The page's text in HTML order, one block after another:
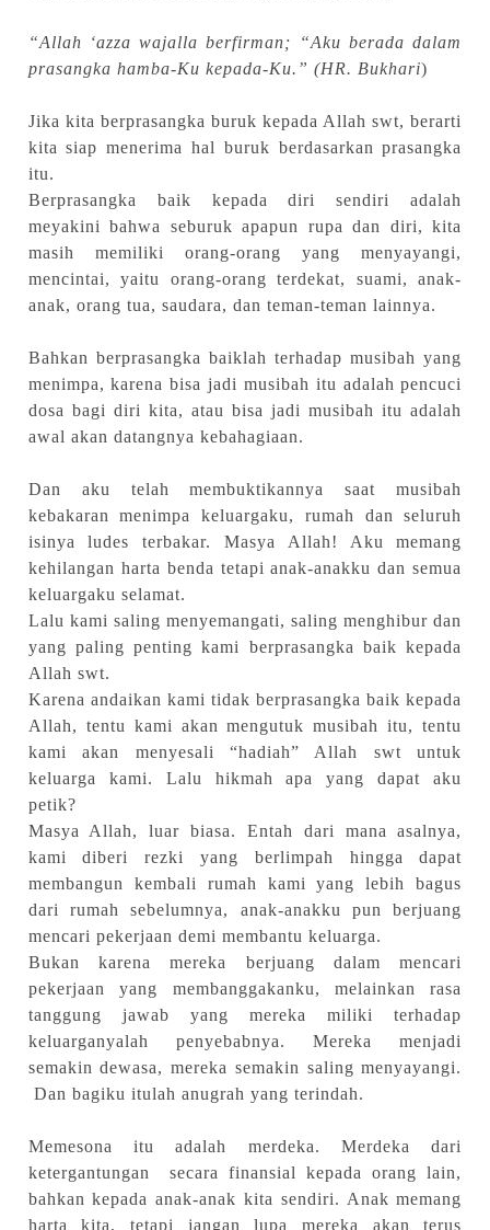
“Allah ‘azza wajalla berfirman; “Aku berada dalam
prasangka hamba-Ku kepada-Ku.” (HR. Bukhari)
Jika kita berprasangka buruk kepada Allah swt, berarti
kita siap menerima hal buruk berdasarkan prasangka
itu.
Berprasangka baik kepada diri sendiri adalah
meyakini bahwa seburuk apapun rupa dan diri, kita
masih memiliki orang-orang yang menyayangi,
mencintai, yaitu orang-orang terdekat, suami, anak-
anak, orang tua, saudara, dan teman-teman lainnya.
Bahkan berprasangka baiklah terhadap musibah yang
menimpa, karena bisa jadi musibah itu adalah pencuci
dosa bagi diri kita, atau bisa jadi musibah itu adalah
awal akan datangnya kebahagiaan.
Dan aku telah membuktikannya saat musibah
kebakaran menimpa keluargaku, rumah dan seluruh
isinya ludes terbakar. Masya Allah! Aku memang
kehilangan harta benda tetapi anak-anakku dan semua
keluargaku selamat.
Lalu kami saling menyemangati, saling menghibur dan
yang paling penting kami berprasangka baik kepada
Allah swt.
Karena andaikan kami tidak berprasangka baik kepada
Allah, tentu kami akan mengutuk musibah itu, tentu
kami akan menyesali “hadiah” Allah swt untuk
keluarga kami. Lalu hikmah apa yang dapat aku
petik?
Masya Allah, luar biasa. Entah dari mana asalnya,
kami diberi rezki yang berlimpah hingga dapat
membangun kembali rumah kami yang lebih bagus
dari rumah sebelumnya, anak-anakku pun berjuang
mencari pekerjaan demi membantu keluarga.
Bukan karena mereka berjuang dalam mencari
pekerjaan yang membanggakanku, melainkan rasa
tanggung jawab yang mereka miliki terhadap
keluarganyalah penyebabnya. Mereka menjadi
semakin dewasa, mereka semakin saling menyayangi.
Dan bagiku itulah anugrah yang terindah.
Memesona itu adalah merdeka. Merdeka dari
ketergantungan secara finansial kepada orang lain,
bahkan kepada anak-anak kita sendiri. Anak memang
harta kita, tetapi jangan lupa mereka akan terus